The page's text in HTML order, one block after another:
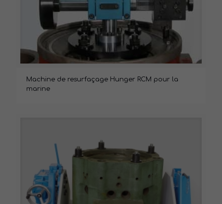
Machine de resurfaçage Hunger RCM pour la
marine